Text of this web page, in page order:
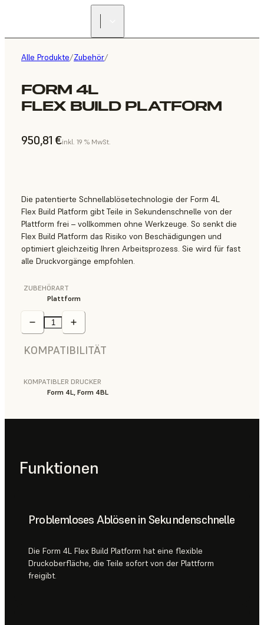
Alle Produkte/Zubehör/
FORM 4L
FLEX BUILD PLATFORM
950,81 €inkl. 19 % MwSt.
Die patentierte Schnellablösetechnologie der Form 4L
Flex Build Platform gibt Teile in Sekundenschnelle von der
Plattform frei – vollkommen ohne Werkzeuge. So senkt die
Flex Build Platform das Risiko von Beschädigungen und
optimiert gleichzeitig Ihren Arbeitsprozess. Sie wird für fast
alle Druckvorgänge empfohlen.
ZUBEHÖRART
Plattform
KOMPATIBILITÄT
KOMPATIBLER DRUCKER
Form 4L, Form 4BL
Funktionen
Problemloses Ablösen in Sekundenschnelle
Die Form 4L Flex Build Platform hat eine flexible
Druckoberfläche, die Teile sofort von der Plattform
freigibt.